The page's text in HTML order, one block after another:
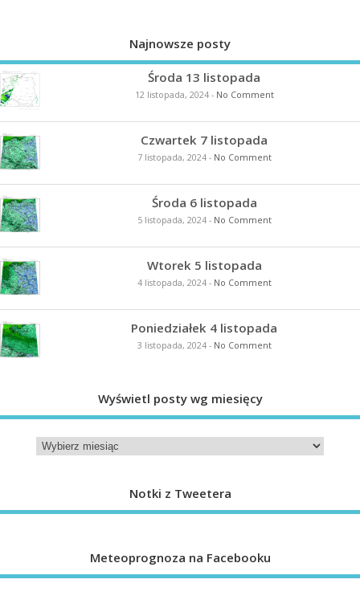
Najnowsze posty
Środa 13 listopada
12 listopada, 2024- No Comment
Czwartek 7 listopada
7 listopada, 2024- No Comment
Środa 6 listopada
5 listopada, 2024- No Comment
Wtorek 5 listopada
4 listopada, 2024- No Comment
Poniedziałek 4 listopada
3 listopada, 2024- No Comment
Wyświetl posty wg miesięcy
Notki z Tweetera
Meteoprognoza na Facebooku